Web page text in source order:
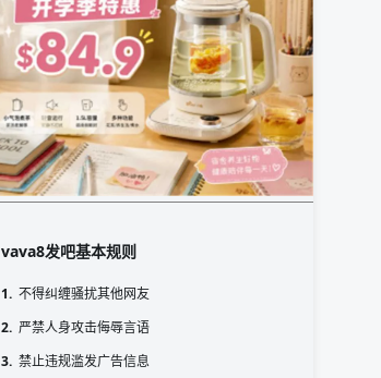
vava8发吧基本规则
1. 不得纠缠骚扰其他网友
2. 严禁人身攻击侮辱言语
3. 禁止违规滥发广告信息